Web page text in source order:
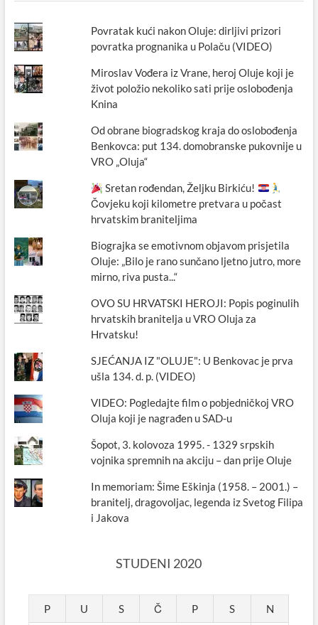
Povratak kući nakon Oluje: dirljivi prizori
povratka prognanika u Polaču (VIDEO)
Miroslav Vođera iz Vrane, heroj Oluje koji je
život položio nekoliko sati prije oslobođenja
Knina
Od obrane biogradskog kraja do oslobođenja
Benkovca: put 134. domobranske pukovnije u
VRO „Oluja“
Sretan rođendan, Željku Birkiću!
Čovjeku koji kilometre pretvara u počast
hrvatskim braniteljima
Biograjka se emotivnom objavom prisjetila
Oluje: „Bilo je rano sunčano ljetno jutro, more
mirno, riva pusta...“
OVO SU HRVATSKI HEROJI: Popis poginulih
hrvatskih branitelja u VRO Oluja za
Hrvatsku!
SJEĆANJA IZ "OLUJE": U Benkovac je prva
ušla 134. d. p. (VIDEO)
VIDEO: Pogledajte film o pobjedničkoj VRO
Oluja koji je nagrađen u SAD-u
Šopot, 3. kolovoza 1995. - 1329 srpskih
vojnika spremnih na akciju – dan prije Oluje
In memoriam: Šime Eškinja (1958. – 2001.) –
branitelj, dragovoljac, legenda iz Svetog Filipa
i Jakova
STUDENI 2020
P U S Č P S N